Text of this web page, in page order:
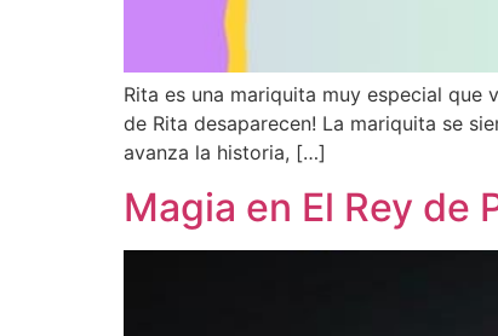
Rita es una mariquita muy especial que
de Rita desaparecen! La mariquita se
avanza la historia, […]
Magia en El Rey de